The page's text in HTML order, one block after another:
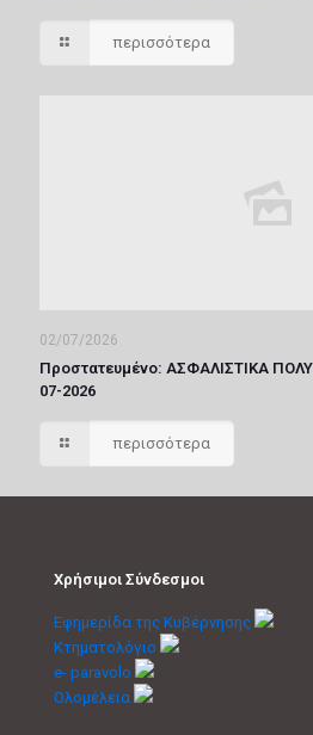
περισσότερα
02/07/2026
Πρoστατευμένο: ΑΣΦΑΛΙΣΤΙΚΑ
07-2026
περισσότερα
Χρήσιμοι Σύνδεσμοι
Εφημερίδα της Κυβέρνησης
Κτηματολόγιο
e- paravolo
Ολομέλεια